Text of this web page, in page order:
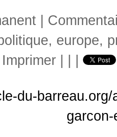
, europe,
Imprimer
du-